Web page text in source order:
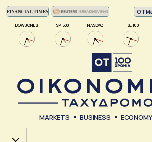
DOW JONES SP 500 NASDAQ FTSE 100
ΟΤ
MARKETS BUSINESS ECONOMY
Χ.Α.